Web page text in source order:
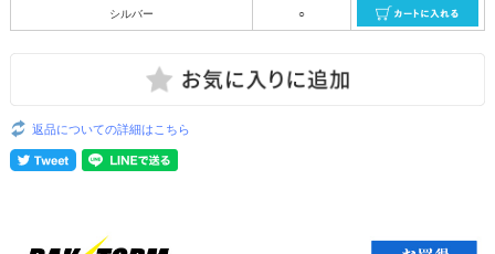
シルバー ○
返品についての詳細はこちら